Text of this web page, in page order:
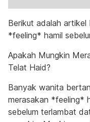
Berikut adalah
*feeling* hamil
Apakah Mungkin
Telat Haid?
Banyak wanita
merasakan *feeling*
sebelum terlambat